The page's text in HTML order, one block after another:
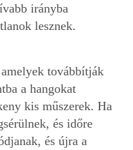
irányba
lesznek.
továbbítják
a hangokat
kis műszerek. Ha
és időre
és újra a